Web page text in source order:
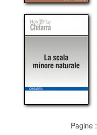
Pagine :